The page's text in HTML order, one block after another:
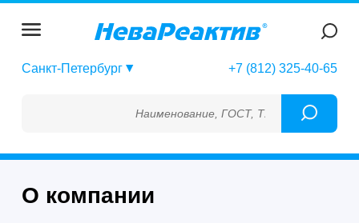
Санкт-Петербург +7 (812) 325-40-65
Наименование, ГОСТ, ТУ, ГСО, МСО,
О компании